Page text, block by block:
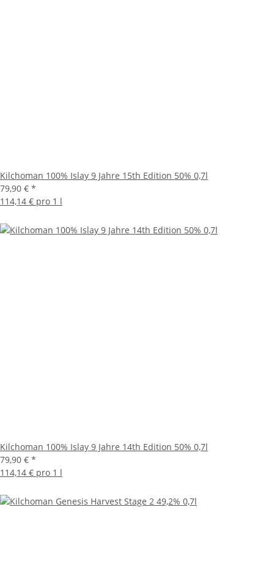
Kilchoman 100% Islay 9 Jahre 15th Edition 50% 0,7l
79,90 € *
114,14 € pro 1 l
Kilchoman 100% Islay 9 Jahre 14th Edition 50% 0,7l
79,90 € *
114,14 € pro 1 l